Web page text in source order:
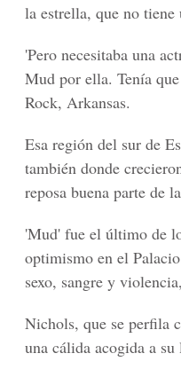
la estrella, que no
'Pero necesitaba una
Mud por ella. Tenía
Rock, Arkansas.
Esa región del sur de
también donde
reposa buena parte de
'Mud' fue el último de
optimismo en el
sexo, sangre y
Nichols, que se perfila
una cálida acogida a su